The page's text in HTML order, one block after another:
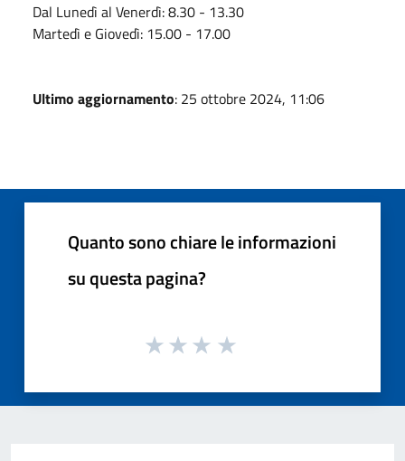
Dal Lunedì al Venerdì: 8.30 - 13.30
Martedì e Giovedì: 15.00 - 17.00
Ultimo aggiornamento: 25 ottobre 2024, 11:06
Quanto sono chiare le informazioni
su questa pagina?